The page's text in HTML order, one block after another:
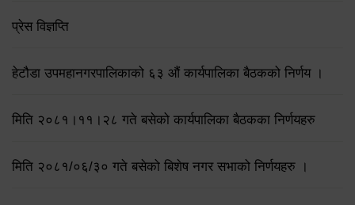
प्रेस विज्ञप्ति
हेटौडा उपमहानगरपालिकाको ६३ औं कार्यपालिका बैठकको निर्णय ।
मिति २०८१।११।२८ गते बसेको कार्यपालिका बैठकका निर्णयहरु
मिति २०८१/०६/३० गते बसेको बिशेष नगर सभाको निर्णयहरु ।